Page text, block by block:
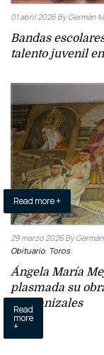
01 abril 2026 By Germán
Bandas
talento juvenil
Read more +
29 marzo 2026 By
Obituario, Toros
Ángela María
plasmada su
de Manizales
Read
more
+